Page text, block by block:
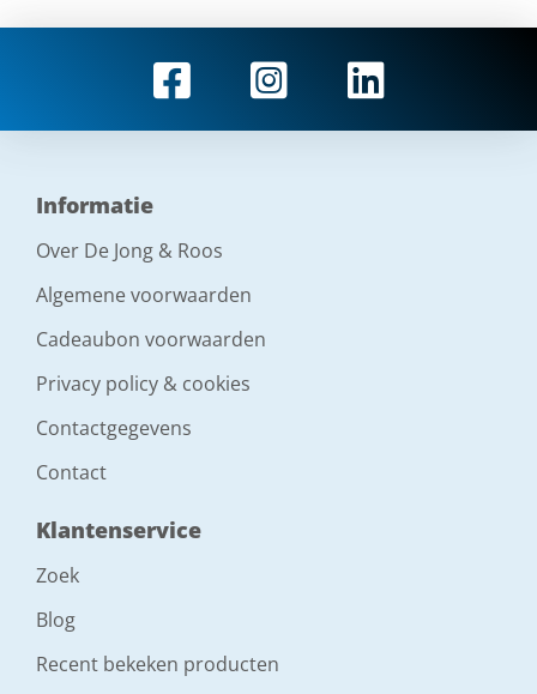
Informatie
Over De Jong & Roos
Algemene voorwaarden
Cadeaubon voorwaarden
Privacy policy & cookies
Contactgegevens
Contact
Klantenservice
Zoek
Blog
Recent bekeken producten